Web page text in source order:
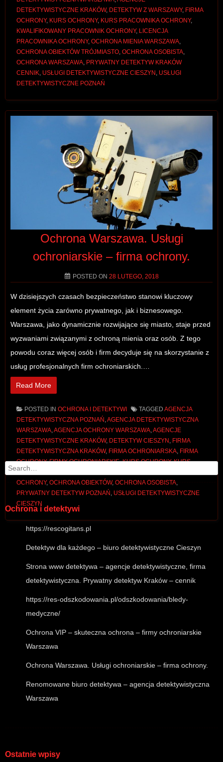
DETEKTYWISTYCZNE KRAKÓW, DETEKTYW Z WARSZAWY, FIRMA
OCHRONY, KURS OCHRONY, KURS PRACOWNIKA OCHRONY,
KWALIFIKOWANY PRACOWNIK OCHRONY, LICENCJA
PRACOWNIKA OCHRONY, OCHRONA MIENIA WARSZAWA
OCHRONA OBIEKTÓW TRÓJMIASTO OCHRONA OSOBISTA
OCHRONA WARSZAWA PRYWATNY DETEKTYW KRAKÓW
CENNIK USŁUGI DETEKTYWISTYCZNE CIESZYN USŁUGI
DETEKTYWISTYCZNE POZNAŃ
Ochrona Warszawa. Usługi
ochroniarskie – firma ochrony.
POSTED ON 28 LUTEGO, 2018
W dzisiejszych czasach bezpieczeństwo stanowi kluczowy
element życia zarówno prywatnego, jak i biznesowego.
Warszawa, jako dynamicznie rozwijające się miasto, staje przed
wyzwaniami związanymi z ochroną mienia oraz osób. Z tego
powodu coraz więcej osób i firm decyduje się na skorzystanie z
usług profesjonalnych firm ochroniarskich.…
Read More
POSTED IN OCHRONA I DETEKTYWI TAGGED AGENCJA
DETEKTYWISTYCZNA POZNAŃ ,AGENCJA DETEKTYWISTYCZNA
WARSZAWA,AGENCJA OCHRONY WARSZAWA,AGENCJE
DETEKTYWISTYCZNE KRAKÓW, DETEKTYW CIESZYN , FIRMA
DETEKTYWISTYCZNA KRAKÓW, FIRMA OCHRONIARSKA, FIRMA
OCHRONY,FIRMY OCHRONIARSKIE,KURS OCHRONY,KURS
PRACOWNIKA OCHRONY
OCHRONY, OCHRONA OBIEKTÓW, OCHRONA OSOBISTA,
PRYWATNY DETEKTYW POZNAŃ , USŁUGI DETEKTYWISTYCZNE
CIESZYN
Post navigation
Search
Ochrona i detektywi
https://rescogitans.pl
Detektyw dla każdego – biuro detektywistyczne Cieszyn
Strona www detektywa – agencje detektywistyczne, firma
detektywistyczna. Prywatny detektyw Kraków – cennik
https://res-odszkodowania.pl/odszkodowania/bledy-
medyczne/
Ochrona VIP – skuteczna ochrona – firmy ochroniarskie
Warszawa
Ochrona Warszawa. Usługi ochroniarskie – firma ochrony.
Renomowane biuro detektywa – agencja detektywistyczna
Warszawa
Ostatnie wpisy